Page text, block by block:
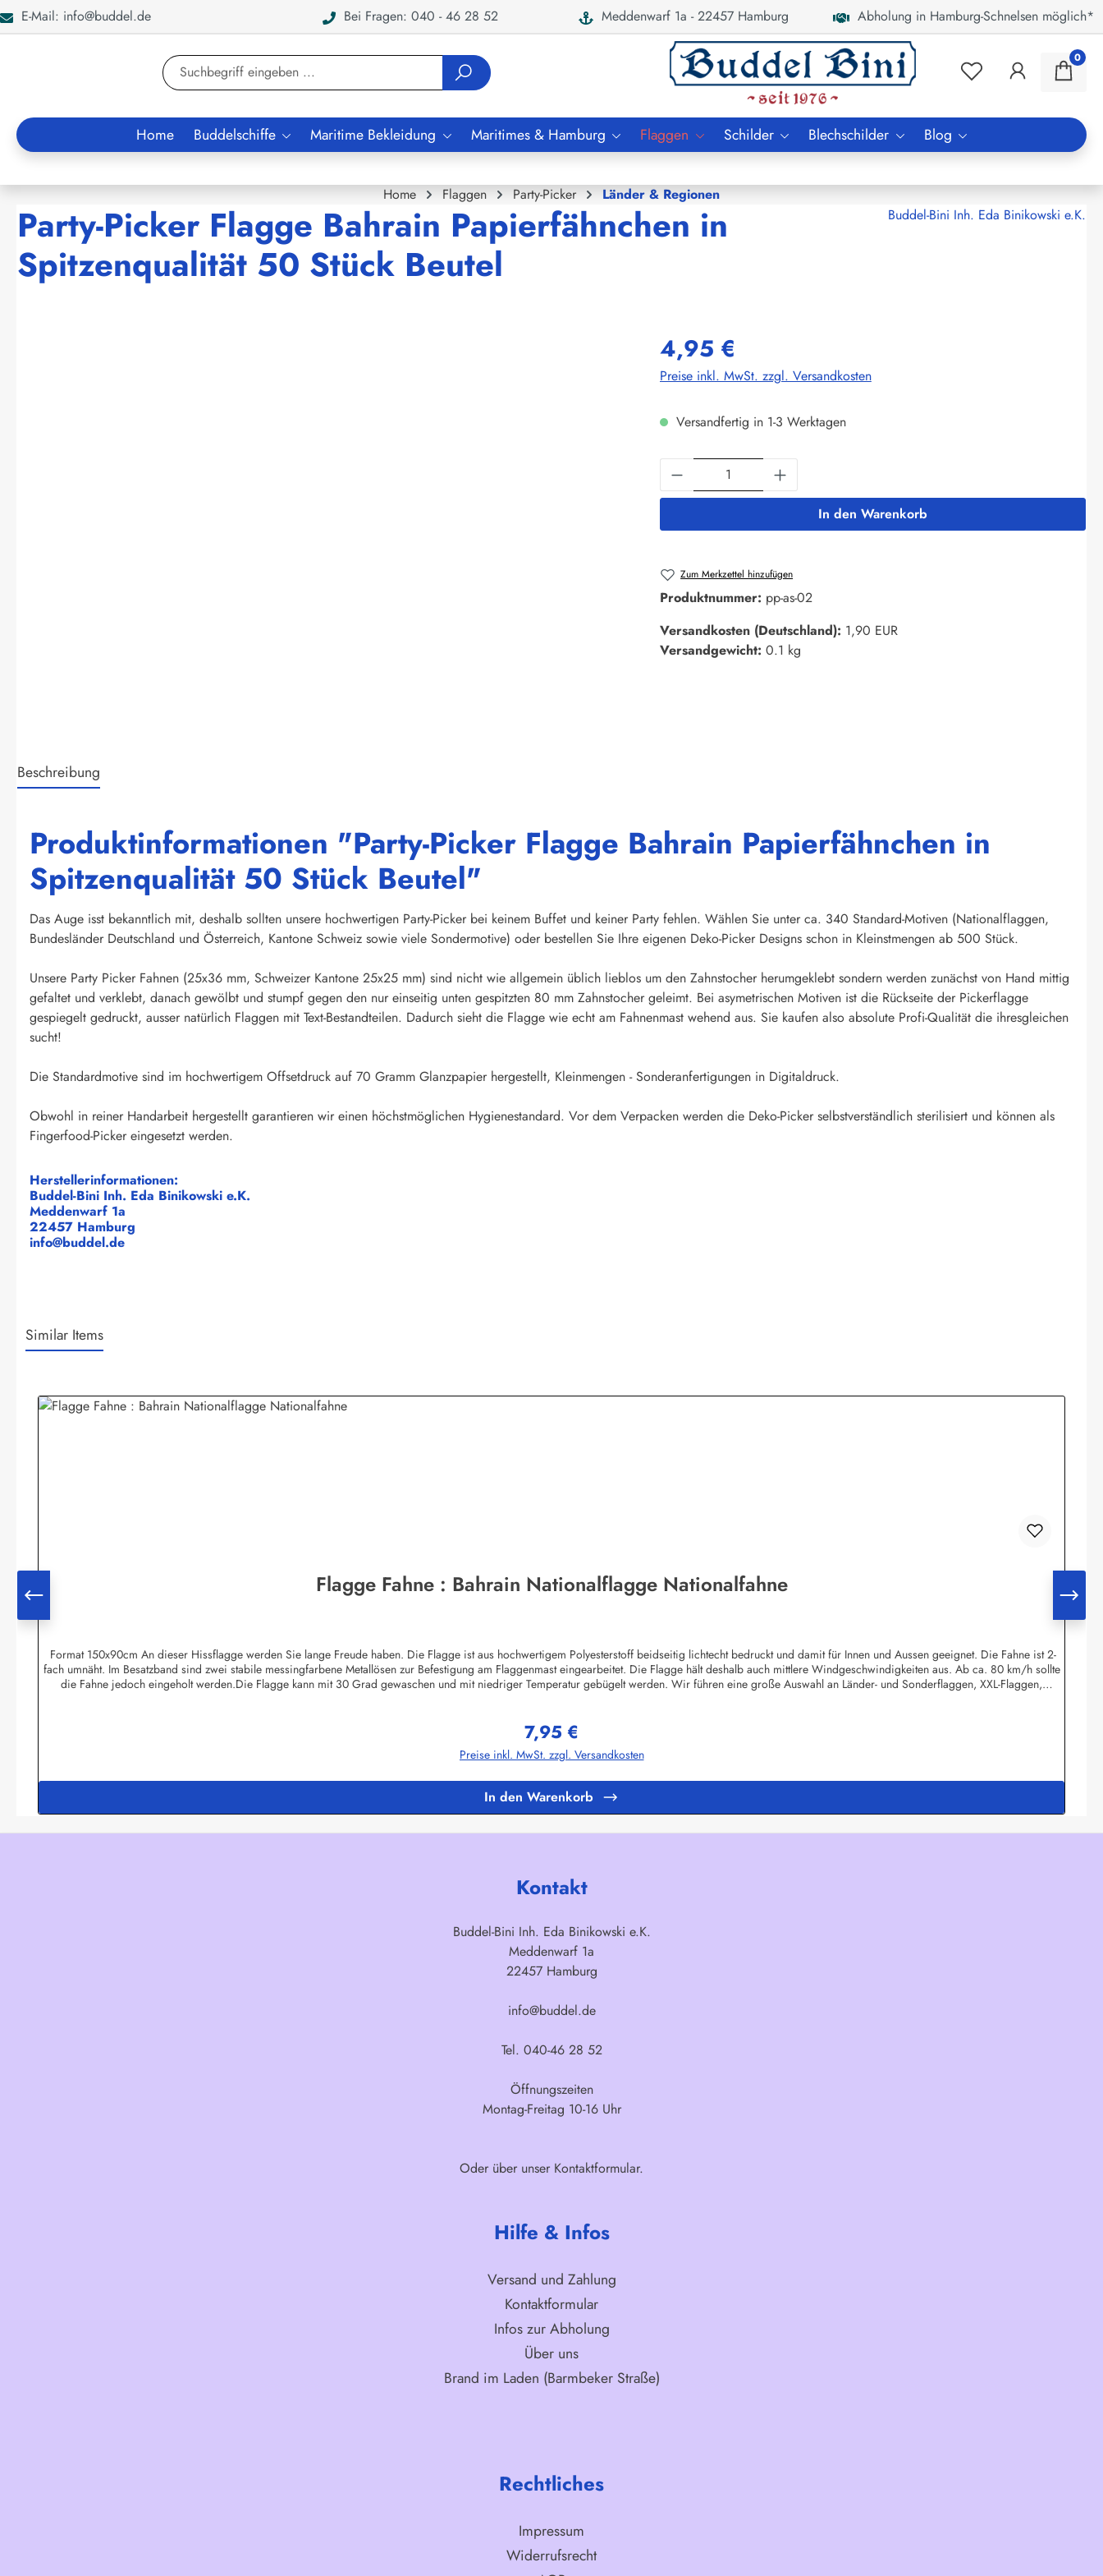
Zur Suche springen
E-Mail: info@buddel.de Bei Fragen: 040 - 46 28 52 Meddenwarf 1a - 22457 Hamburg Abholung in Hamburg-Schnelsen möglich*
0
Home Buddelschiffe Maritime Bekleidung Maritimes & Hamburg Flaggen Schilder Blechschilder Blog
Home Flaggen Party-Picker Länder & Regionen
Party-Picker Flagge Bahrain Papierfähnchen in
Spitzenqualität 50 Stück Beutel
Buddel-Bini Inh. Eda Binikowski e.K.
4,95 €
Preise inkl. MwSt. zzgl. Versandkosten
Versandfertig in 1-3 Werktagen
Produkt Anzahl: Gib den gewünschten Wert ein
In den Warenkorb
Zum Merkzettel hinzufügen
Produktnummer: pp-as-02
Versandkosten (Deutschland): 1,90 EUR
Versandgewicht: 0.1 kg
Beschreibung
Produktinformationen "Party-Picker Flagge Bahrain Papierfähnchen in
Spitzenqualität 50 Stück Beutel"
Das Auge isst bekanntlich mit, deshalb sollten unsere hochwertigen Party-Picker bei keinem Buffet und keiner Party fehlen. Wählen Sie unter ca. 340 Standard-Motiven (Nationalflaggen,
Bundesländer Deutschland und Österreich, Kantone Schweiz sowie viele Sondermotive) oder bestellen Sie Ihre eigenen Deko-Picker Designs schon in Kleinstmengen ab 500 Stück.
Unsere Party Picker Fahnen (25x36 mm, Schweizer Kantone 25x25 mm) sind nicht wie allgemein üblich lieblos um den Zahnstocher herumgeklebt sondern werden zunächst von Hand mittig
gefaltet und verklebt, danach gewölbt und stumpf gegen den nur einseitig unten gespitzten 80 mm Zahnstocher geleimt. Bei asymetrischen Motiven ist die Rückseite der Pickerflagge
gespiegelt gedruckt, ausser natürlich Flaggen mit Text-Bestandteilen. Dadurch sieht die Flagge wie echt am Fahnenmast wehend aus. Sie kaufen also absolute Profi-Qualität die ihresgleichen
sucht!
Die Standardmotive sind im hochwertigem Offsetdruck auf 70 Gramm Glanzpapier hergestellt, Kleinmengen - Sonderanfertigungen in Digitaldruck.
Obwohl in reiner Handarbeit hergestellt garantieren wir einen höchstmöglichen Hygienestandard. Vor dem Verpacken werden die Deko-Picker selbstverständlich sterilisiert und können als
Fingerfood-Picker eingesetzt werden.
Herstellerinformationen:
Buddel-Bini Inh. Eda Binikowski e.K.
Meddenwarf 1a
22457 Hamburg
info@buddel.de
Similar Items
Flagge Fahne : Bahrain Nationalflagge Nationalfahne
Format 150x90cm An dieser Hissflagge werden Sie lange Freude haben. Die Flagge ist aus hochwertigem Polyesterstoff beidseitig lichtecht bedruckt und damit für Innen und Aussen geeignet. Die Fahne ist 2-
fach umnäht. Im Besatzband sind zwei stabile messingfarbene Metallösen zur Befestigung am Flaggenmast eingearbeitet. Die Flagge hält deshalb auch mittlere Windgeschwindigkeiten aus. Ab ca. 80 km/h sollte
die Fahne jedoch eingeholt werden.Die Flagge kann mit 30 Grad gewaschen und mit niedriger Temperatur gebügelt werden. Wir führen eine große Auswahl an Länder- und Sonderflaggen, XXL-Flaggen,
Regulärer Preis:
7,95 €
Preise inkl. MwSt. zzgl. Versandkosten
In den Warenkorb
Kontakt
Buddel-Bini Inh. Eda Binikowski e.K.
Meddenwarf 1a
22457 Hamburg
info@buddel.de
Tel. 040-46 28 52
Öffnungszeiten
Montag-Freitag 10-16 Uhr
Oder über unser Kontaktformular.
Hilfe & Infos
Versand und Zahlung
Kontaktformular
Infos zur Abholung
Über uns
Brand im Laden (Barmbeker Straße)
Rechtliches
Impressum
Widerrufsrecht